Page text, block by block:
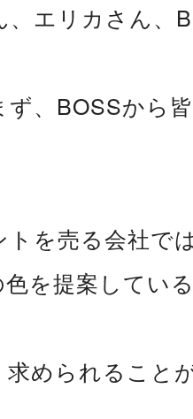
エリカさん、
ず、BOSSから
を売る会社で
を提案してい
求められること